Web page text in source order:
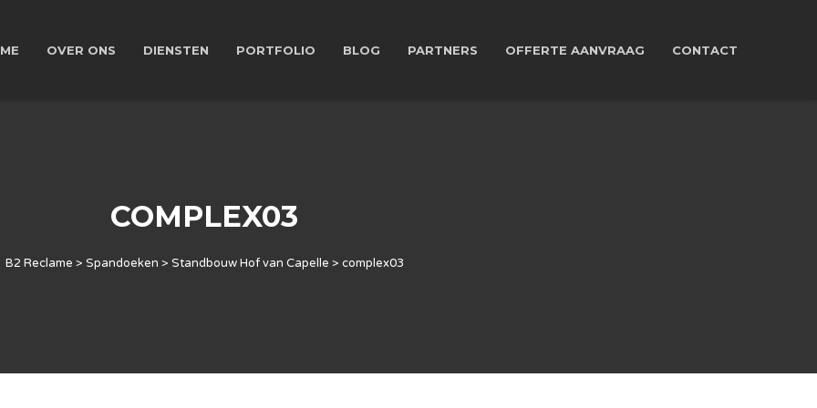
OVER ONS DIENSTEN PORTFOLIO BLOG PARTNERS OFFERTE AANVRAAG CONTACT
COMPLEX03
B2 Reclame > Spandoeken > Standbouw Hof van Capelle > complex03